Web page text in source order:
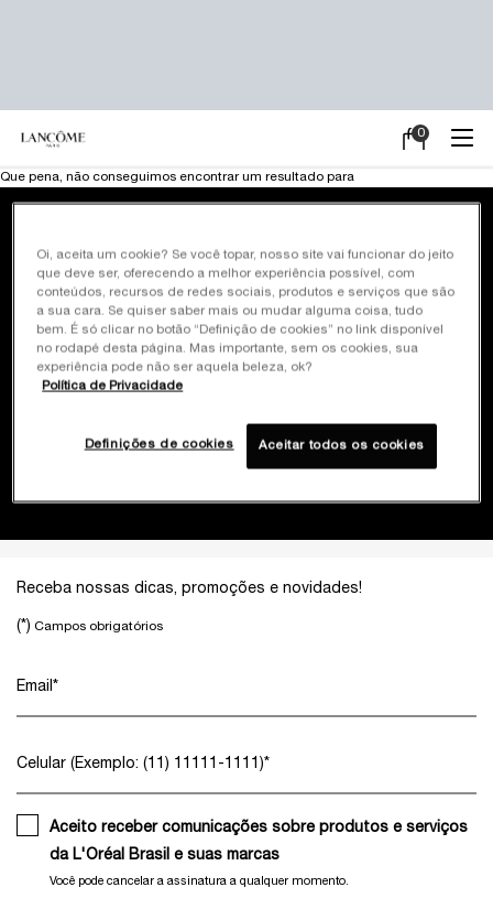
Meu
0
0 product in
Main content
Que pena, não conseguimos encontrar um resultado para
Site oficial
Brindes exclusivos*
em promoções
selecionadas
e ganhe 10% off
Receba nossas dicas, promoções e novidades!
(*) Campos obrigatórios
Email *
Celular (Exemplo: (11) 11111-1111)*
Aceito receber comunicações sobre produtos e serviços
da L'Oréal Brasil e suas marcas
Você pode cancelar a assinatura a qualquer momento.​
Oi, aceita um cookie? Se você topar, nosso site vai funcionar do jeito
que deve ser, oferecendo a melhor experiência possível, com
conteúdos, recursos de redes sociais, produtos e serviços que são
a sua cara. Se quiser saber mais ou mudar alguma coisa, tudo
bem. É só clicar no botão “Definição de cookies” no link disponível
no rodapé desta página. Mas importante, sem os cookies, sua
experiência pode não ser aquela beleza, ok?
Política de Privacidade
Definições de cookies Aceitar todos os cookies